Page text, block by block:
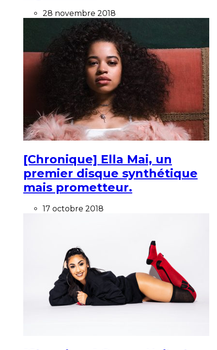
28 novembre 2018
[Chronique] Ella Mai, un
premier disque synthétique
mais prometteur.
17 octobre 2018